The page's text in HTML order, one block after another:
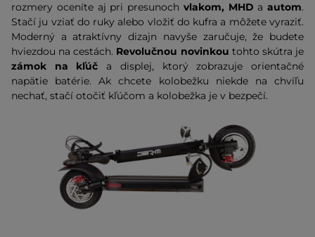
rozmery oceníte aj pri presunoch vlakom, MHD a autom.
Stačí ju vziať do ruky alebo vložiť do kufra a môžete vyraziť.
Moderný a atraktívny dizajn navyše zaručuje, že budete
hviezdou na cestách. Revolučnou novinkou tohto skútra je
zámok na kľúč a displej, ktorý zobrazuje orientačné
napätie batérie. Ak chcete kolobežku niekde na chvíľu
nechať, stačí otočiť kľúčom a kolobežka je v bezpečí.